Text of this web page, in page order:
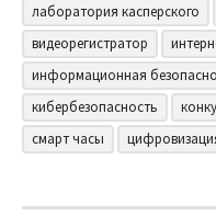
лаборатория касперского
видеорегистратор
информационная
кибербезопасность
смарт часы